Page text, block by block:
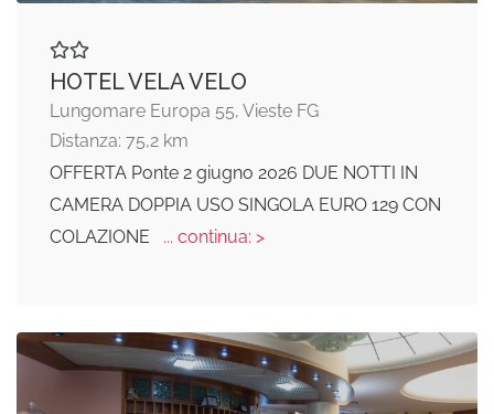
HOTEL VELA VELO
Lungomare Europa 55, Vieste FG
Distanza: 75,2 km
OFFERTA Ponte 2 giugno 2026 DUE NOTTI IN
CAMERA DOPPIA USO SINGOLA EURO 129 CON
COLAZIONE
... continua: >